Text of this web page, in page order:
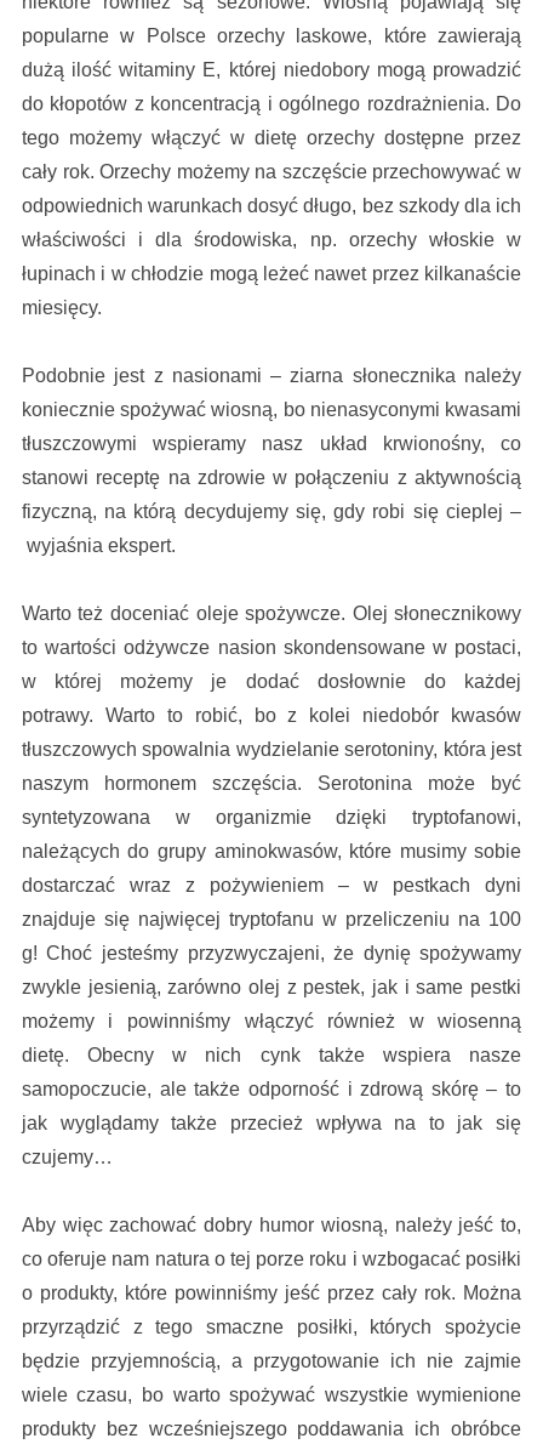
popularne w Polsce orzechy laskowe, które zawierają
dużą ilość witaminy E, której niedobory mogą prowadzić
do kłopotów z koncentracją i ogólnego rozdrażnienia. Do
tego możemy włączyć w dietę orzechy dostępne przez
cały rok. Orzechy możemy na szczęście przechowywać w
odpowiednich warunkach dosyć długo, bez szkody dla ich
właściwości i dla środowiska, np. orzechy włoskie w
łupinach i w chłodzie mogą leżeć nawet przez kilkanaście
miesięcy.
Podobnie jest z nasionami – ziarna słonecznika należy
koniecznie spożywać wiosną, bo nienasyconymi kwasami
tłuszczowymi wspieramy nasz układ krwionośny, co
stanowi receptę na zdrowie w połączeniu z aktywnością
fizyczną, na którą decydujemy się, gdy robi się cieplej –
wyjaśnia ekspert.
Warto też doceniać oleje spożywcze. Olej słonecznikowy
to wartości odżywcze nasion skondensowane w postaci,
w której możemy je dodać dosłownie do każdej
potrawy. Warto to robić, bo z kolei niedobór kwasów
tłuszczowych spowalnia wydzielanie serotoniny, która jest
naszym hormonem szczęścia. Serotonina może być
syntetyzowana w organizmie dzięki tryptofanowi,
należących do grupy aminokwasów, które musimy sobie
dostarczać wraz z pożywieniem – w pestkach dyni
znajduje się najwięcej tryptofanu w przeliczeniu na 100
g! Choć jesteśmy przyzwyczajeni, że dynię spożywamy
zwykle jesienią, zarówno olej z pestek, jak i same pestki
możemy i powinniśmy włączyć również w wiosenną
dietę. Obecny w nich cynk także wspiera nasze
samopoczucie, ale także odporność i zdrową skórę – to
jak wyglądamy także przecież wpływa na to jak się
czujemy…
Aby więc zachować dobry humor wiosną, należy jeść to,
co oferuje nam natura o tej porze roku i wzbogacać posiłki
o produkty, które powinniśmy jeść przez cały rok. Można
przyrządzić z tego smaczne posiłki, których spożycie
będzie przyjemnością, a przygotowanie ich nie zajmie
wiele czasu, bo warto spożywać wszystkie wymienione
produkty bez wcześniejszego poddawania ich obróbce